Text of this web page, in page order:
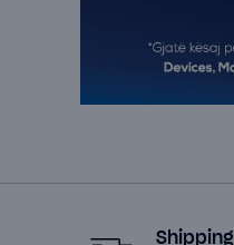
Shipping